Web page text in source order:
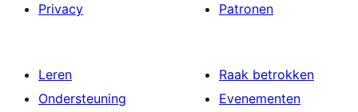
Privacy
Patronen
Leren
Ondersteuning
Raak betrokken
Evenementen